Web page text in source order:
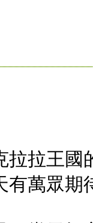
王國的
有萬眾期